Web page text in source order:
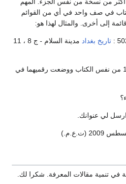
في صف واحد في أي من القوائم
أخرى. والمثال لهذا هو:
بغداد
مدينة السلام - ج 8 ، 11
الجزئين 8 ، 11 من نفس الكتاب ووضعت رقميهما في
عنوانك.
مقالات المعرفة. شكرا لك.